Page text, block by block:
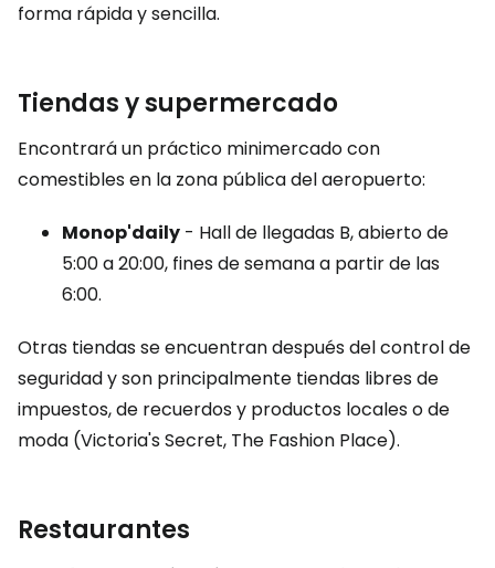
forma rápida y sencilla.
Tiendas y supermercado
Encontrará un práctico minimercado con
comestibles en la zona pública del aeropuerto:
Monop'daily - Hall de llegadas B, abierto de
5:00 a 20:00, fines de semana a partir de las
6:00.
Otras tiendas se encuentran después del control de
seguridad y son principalmente tiendas libres de
impuestos, de recuerdos y productos locales o de
moda (Victoria's Secret, The Fashion Place).
Restaurantes